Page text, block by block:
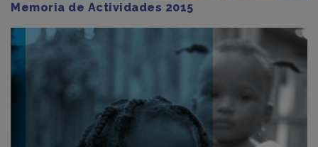
Memoria de Actividades 2015